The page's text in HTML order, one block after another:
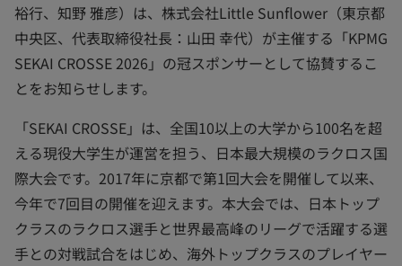
裕行、知野 雅彦）は、株式会社Little Sunflower（東京都
中央区、代表取締役社長：山田 幸代）が主催する「KPMG
SEKAI CROSSE 2026」の冠スポンサーとして協賛するこ
とをお知らせします。
「SEKAI CROSSE」は、全国10以上の大学から100名を超
える現役大学生が運営を担う、日本最大規模のラクロス国
際大会です。2017年に京都で第1回大会を開催して以来、
今年で7回目の開催を迎えます。本大会では、日本トップ
クラスのラクロス選手と世界最高峰のリーグで活躍する選
手との対戦試合をはじめ、海外トップクラスのプレイヤー